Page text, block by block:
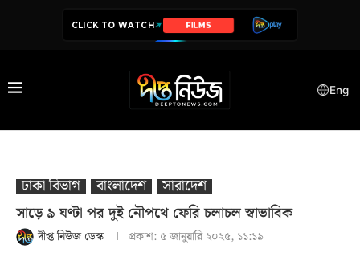
CLICK TO WATCH SERIES
Eng
ঢাকা বিভাগ বাংলাদেশ
সারাদেশ
সাড়ে ৯ ঘণ্টা পর দুই নৌপথে ফেরি চলাচল স্বাভাবিক
দীপ্ত নিউজ ডেস্ক প্রকাশ: ৫ জানুয়ারি ২০২৫, ১১:১৯